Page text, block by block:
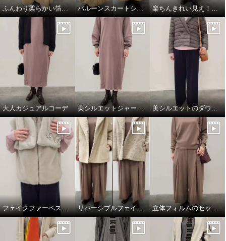
ふんわり柔らかい箔プリントストール バルーンスカートシルエット比較 楽ちんきれい見え！春コーデ
大人カジュアルコーデ 美シルエットジャージーワンピース 美シルエットのダウンジャケット
フェイクファーベスト&マフラー リバーシブルフェイクムートンコート 立体フォルムのセットアップコーデ